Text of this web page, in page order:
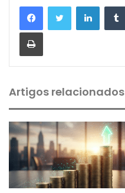
Artigos relacionados